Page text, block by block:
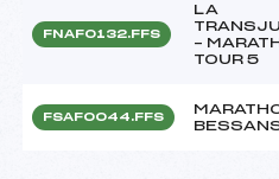
FNAF0132.FFS
LA
–
TOUR 5
FSAF0044.FFS